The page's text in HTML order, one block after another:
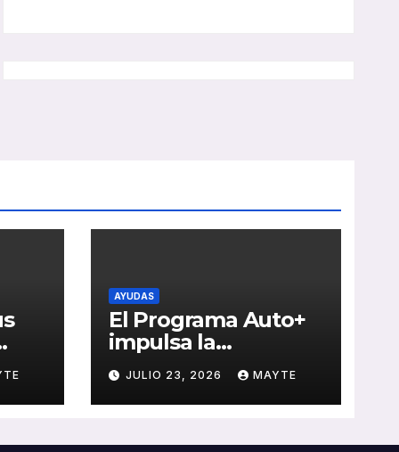
AYUDAS
El Programa Auto+
impulsa la
renovación de flotas
con ayudas a
vehículos eléctricos
JULIO 23, 2026 MAYTE